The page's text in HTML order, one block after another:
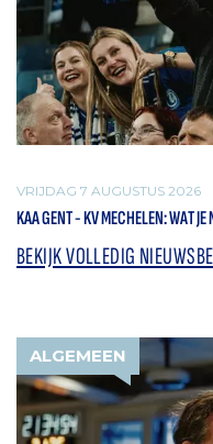
VRIJDAG 7 AUGUSTUS 2026
KAA GENT - KV MECHELEN: WAT JE
BEKIJK VOLLEDIG
ALGEMEEN